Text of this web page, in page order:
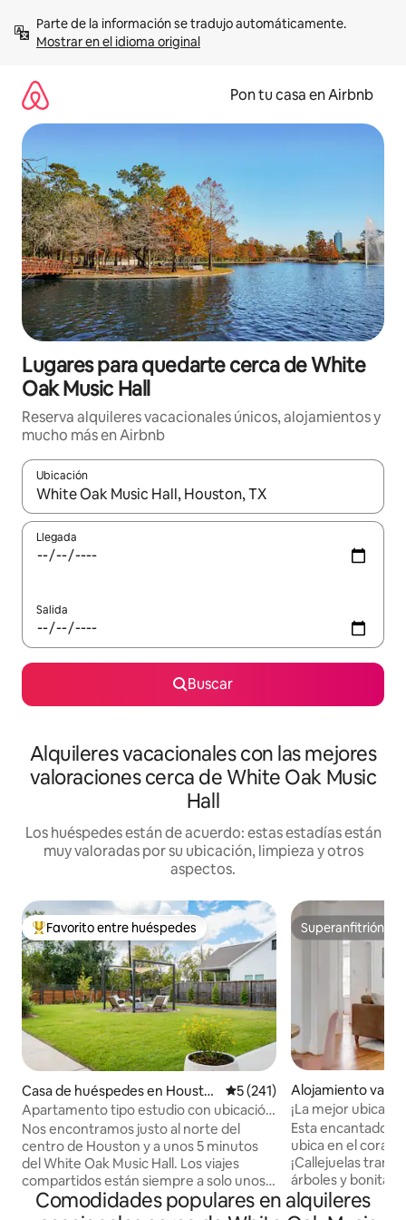
contenidoMostrar en el idioma original
Pon tu casa en Airbnb
Lugares para quedarte cerca de White
Oak Music Hall
Reserva alquileres vacacionales únicos, alojamientos y
mucho más en Airbnb
Ubicación
Cuando los resultados estén disponibles, navega con las
Llegada
Salida
Buscar
Alquileres vacacionales con las mejores
valoraciones cerca de White Oak Music
Hall
Los huéspedes están de acuerdo: estas estadías están
muy valoradas por su ubicación, limpieza y otros
aspectos.
Favorito entre huéspedes preferido
Favorito entre huéspedes
Casa de huéspedes en Housto
n
Calificación promedio: 5 de
5 (241)
Apartamento tipo estudio con ubicación
céntrica en un lote espacioso
Nos encontramos justo al norte del
centro de Houston y a unos 5 minutos
del White Oak Music Hall. Los viajes
compartidos están siempre a solo unos
minutos de distancia. Hay
estacionamiento gratuito en el lugar,
Superanfitrión
Superanfitrión
Alojamiento
ouston
¡La mejor
con encanto.
Esta encantadora
ubica en el
¡Callejuelas
árboles y bonita
partes! Este
dormitorio es
Comodidades populares en alquileres